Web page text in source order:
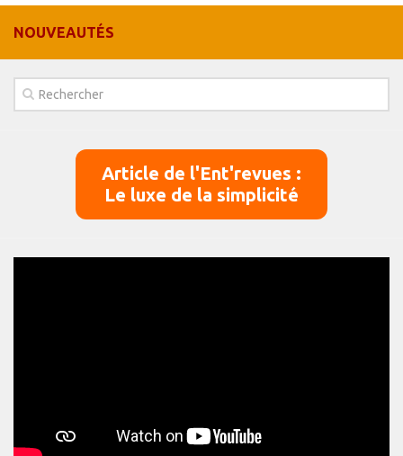
Panier
Panier
Contact
NOUVEAUTÉS
Article de l'Ent'revues :
Le luxe de la simplicité